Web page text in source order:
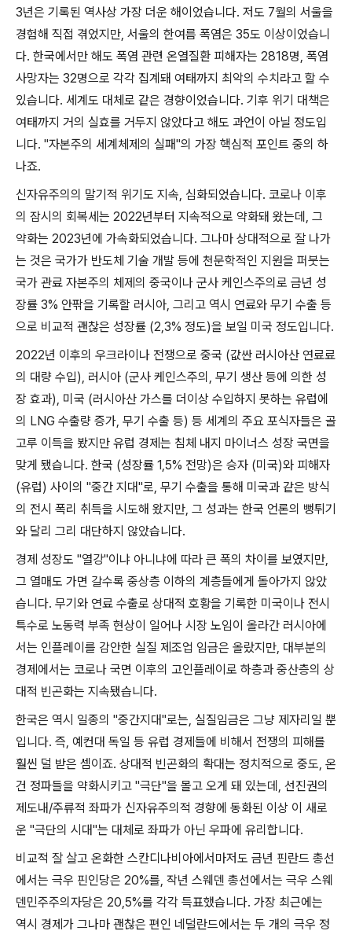
3년은 기록된 역사상 가장 더운 해이었습니다. 저도 7월의 서울을
경험해 직접 겪었지만, 서울의 한여름 폭염은 35도 이상이었습니
다. 한국에서만 해도 폭염 관련 온열질환 피해자는 2818명, 폭염
사망자는 32명으로 각각 집계돼 여태까지 최악의 수치라고 할 수
있습니다. 세계도 대체로 같은 경향이었습니다. 기후 위기 대책은
여태까지 거의 실효를 거두지 않았다고 해도 과언이 아닐 정도입
니다. "자본주의 세계체제의 실패"의 가장 핵심적 포인트 중의 하
나죠.
신자유주의의 말기적 위기도 지속, 심화되었습니다. 코로나 이후
의 잠시의 회복세는 2022년부터 지속적으로 약화돼 왔는데 , 그
약화는 2023년에 가속화되었습니다. 그나마 상대적으로 잘 나가
는 것은 국가가 반도체 기술 개발 등에 천문학적인 지원을 퍼붓는
국가 관료 자본주의 체제의 중국이나 군사 케인스주의로 금년 성
장률 3% 안팎을 기록할 러시아, 그리고 역시 연료와 무기 수출 등
으로 비교적 괜찮은 성장률 (2,3% 정도)을 보일 미국 정도입니다.
2022년 이후의 우크라이나 전쟁으로 중국 (값싼 러시아산 연료료
의 대량 수입), 러시아 (군사 케인스주의 , 무기 생산 등에 의한 성
장 효과), 미국 (러시아산 가스를 더이상 수입하지 못하는 유럽에
의 LNG 수출량 증가, 무기 수출 등) 등 세계의 주요 포식자들은 골
고루 이득을 봤지만 유럽 경제는 침체 내지 마이너스 성장 국면을
맞게 됐습니다. 한국 (성장률 1,5% 전망)은 승자 (미국)와 피해자
(유럽) 사이의 "중간 지대"로, 무기 수출을 통해 미국과 같은 방식
의 전시 폭리 취득을 시도해 왔지만, 그 성과는 한국 언론의 뻥튀기
와 달리 그리 대단하지 않았습니다.
경제 성장도 "열강"이냐 아니냐에 따라 큰 폭의 차이를 보였지만,
그 열매도 가면 갈수록 중상층 이하의 계층들에게 돌아가지 않았
습니다. 무기와 연료 수출로 상대적 호황을 기록한 미국이나 전시
특수로 노동력 부족 현상이 일어나 시장 노임이 올라간 러시아에
서는 인플레이를 감안한 실질 제조업 임금은 올랐지만, 대부분의
경제에서는 코로나 국면 이후의 고인플레이로 하층과 중산층의 상
대적 빈곤화는 지속됐습니다.
한국은 역시 일종의 "중간지대"로는, 실질임금은 그냥 제자리일 뿐
입니다. 즉, 예컨대 독일 등 유럽 경제들에 비해서 전쟁의 피해를
훨씬 덜 받은 셈이죠. 상대적 빈곤화의 확대는 정치적으로 중도, 온
건 정파들을 약화시키고 "극단"을 몰고 오게 돼 있는데 , 선진권의
제도내/주류적 좌파가 신자유주의적 경향에 동화된 이상 이 새로
운 "극단의 시대"는 대체로 좌파가 아닌 우파에 유리합니다.
비교적 잘 살고 온화한 스칸디나비아에서마저도 금년 핀란드 총선
에서는 극우 핀인당은 20%를, 작년 스웨덴 총선에서는 극우 스웨
덴민주주의자당은 20,5%를 각각 득표했습니다. 가장 최근에는
역시 경제가 그나마 괜찮은 편인 네덜란드에서는 두 개의 극우 정